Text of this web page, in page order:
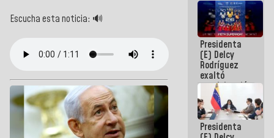
Escucha esta noticia: 🔊
Presidenta
(E) Delcy
Rodríguez
exaltó
participación
de
Venezuela
en Juegos
Centroamericanos
Presidenta